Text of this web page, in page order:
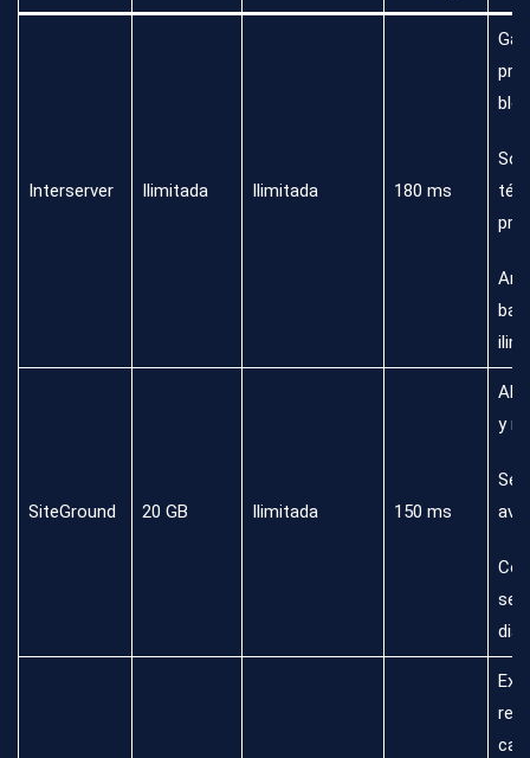
Interserver Ilimitada Ilimitada 180 ms
SiteGround 20 GB Ilimitada 150 ms
y